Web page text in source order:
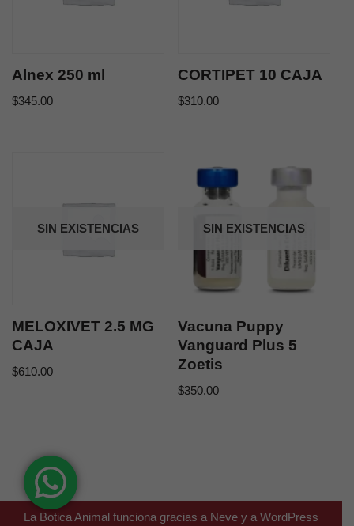
Alnex 250 ml
$345.00
CORTIPET 10 CAJA
$310.00
SIN EXISTENCIAS
MELOXIVET 2.5 MG
CAJA
$610.00
SIN EXISTENCIAS
Vacuna Puppy
Vanguard Plus 5
Zoetis
$350.00
La Botica Animal funciona gracias a Neve y a WordPress